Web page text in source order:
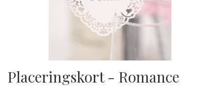
Placeringskort - Romance